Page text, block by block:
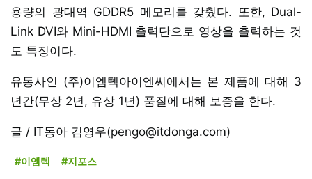
용량의 광대역 GDDR5 메모리를 갖췄다. 또한, Dual-
Link DVI와 Mini-HDMI 출력단으로 영상을 출력하는 것
도 특징이다.
유통사인 (주)이엠텍아이엔씨에서는 본 제품에 대해 3
년간(무상 2년, 유상 1년) 품질에 대해 보증을 한다.
글 / IT동아 김영우(pengo@itdonga.com)
#이엠텍 #지포스